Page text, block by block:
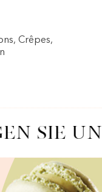
Crêpes,
SIE